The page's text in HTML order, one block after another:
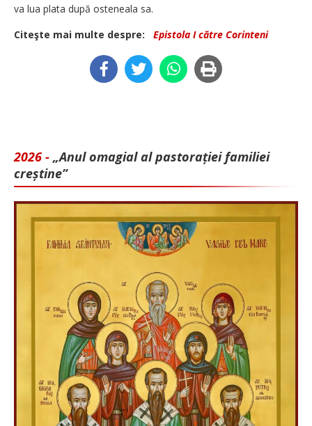
va lua plata după osteneala sa.
Citeşte mai multe despre:
Epistola I către Corinteni
2026 - „Anul omagial al pastorației familiei
creștine”